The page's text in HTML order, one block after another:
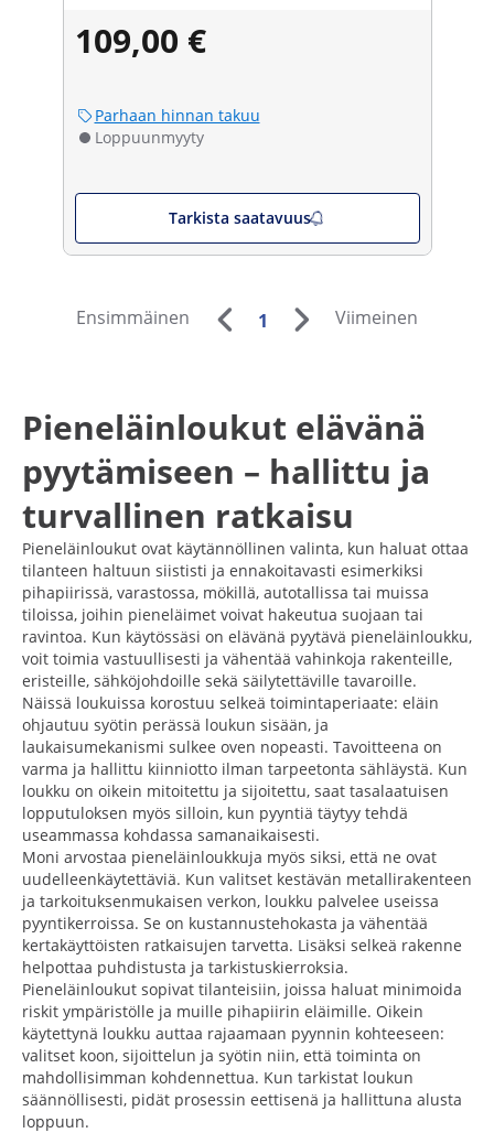
109,00 €
Parhaan hinnan takuu
Loppuunmyyty
Tarkista saatavuus
Ensimmäinen 1 Viimeinen
Pieneläinloukut elävänä
pyytämiseen – hallittu ja
turvallinen ratkaisu
Pieneläinloukut ovat käytännöllinen valinta, kun haluat ottaa
tilanteen haltuun siististi ja ennakoitavasti esimerkiksi
pihapiirissä, varastossa, mökillä, autotallissa tai muissa
tiloissa, joihin pieneläimet voivat hakeutua suojaan tai
ravintoa. Kun käytössäsi on elävänä pyytävä pieneläinloukku,
voit toimia vastuullisesti ja vähentää vahinkoja rakenteille,
eristeille, sähköjohdoille sekä säilytettäville tavaroille.
Näissä loukuissa korostuu selkeä toimintaperiaate: eläin
ohjautuu syötin perässä loukun sisään, ja
laukaisumekanismi sulkee oven nopeasti. Tavoitteena on
varma ja hallittu kiinniotto ilman tarpeetonta sähläystä. Kun
loukku on oikein mitoitettu ja sijoitettu, saat tasalaatuisen
lopputuloksen myös silloin, kun pyyntiä täytyy tehdä
useammassa kohdassa samanaikaisesti.
Moni arvostaa pieneläinloukkuja myös siksi, että ne ovat
uudelleenkäytettäviä. Kun valitset kestävän metallirakenteen
ja tarkoituksenmukaisen verkon, loukku palvelee useissa
pyyntikerroissa. Se on kustannustehokasta ja vähentää
kertakäyttöisten ratkaisujen tarvetta. Lisäksi selkeä rakenne
helpottaa puhdistusta ja tarkistuskierroksia.
Pieneläinloukut sopivat tilanteisiin, joissa haluat minimoida
riskit ympäristölle ja muille pihapiirin eläimille. Oikein
käytettynä loukku auttaa rajaamaan pyynnin kohteeseen:
valitset koon, sijoittelun ja syötin niin, että toiminta on
mahdollisimman kohdennettua. Kun tarkistat loukun
säännöllisesti, pidät prosessin eettisenä ja hallittuna alusta
loppuun.